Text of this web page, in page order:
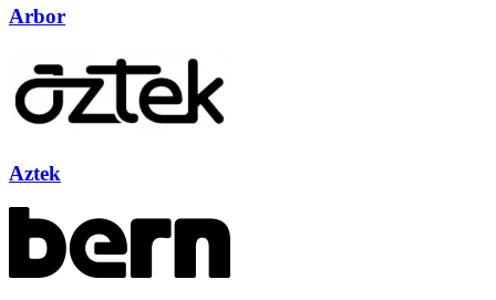
Arbor
Aztek